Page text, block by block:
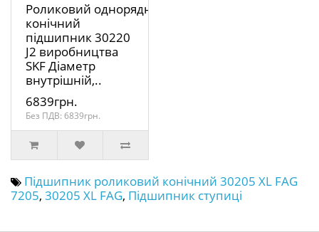
Роликовий однорядний
конічний
підшипник 30220
J2 виробництва
SKF Діаметр
внутрішній,..
6839грн.
Без ПДВ: 6839грн.
Підшипник роликовий конічний 30205 XL FAG
7205, 30205 XL FAG, Підшипник ступиці